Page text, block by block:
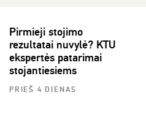
Pirmieji stojimo
rezultatai nuvylė? KTU
ekspertės patarimai
stojantiesiems
PRIEŠ 4 DIENAS